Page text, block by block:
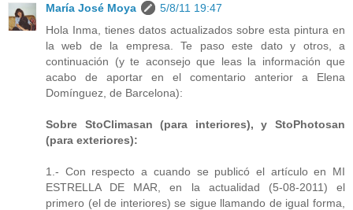
María José Moya
5/8/11 19:47
Hola Inma, tienes datos actualizados sobre esta pintura en
la web de la empresa. Te paso este dato y otros, a
continuación (y te aconsejo que leas la información que
acabo de aportar en el comentario anterior a Elena
Domínguez, de Barcelona):
Sobre StoClimasan (para interiores), y StoPhotosan
(para exteriores):
1.- Con respecto a cuando se publicó el artículo en MI
ESTRELLA DE MAR, en la actualidad (5-08-2011) el
primero (el de interiores) se sigue llamando de igual forma,